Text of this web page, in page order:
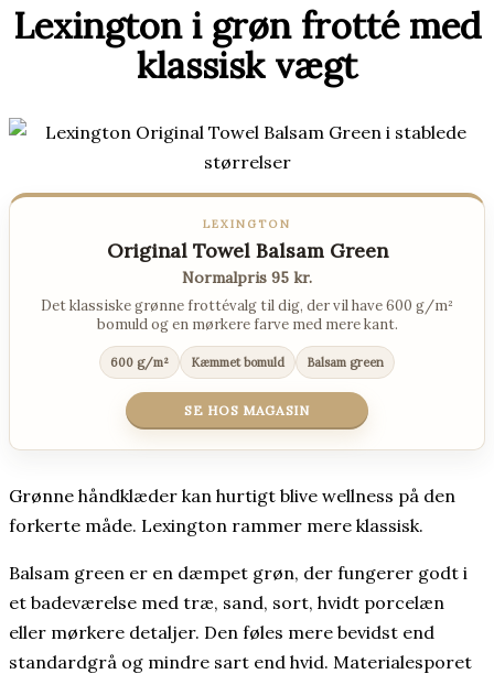
Lexington i grøn frotté med
klassisk vægt
LEXINGTON
Original Towel Balsam Green
Normalpris 95 kr.
Det klassiske grønne frottévalg til dig, der vil have 600 g/m²
bomuld og en mørkere farve med mere kant.
600 g/m² Kæmmet bomuld Balsam green
SE HOS MAGASIN
Grønne håndklæder kan hurtigt blive wellness på den
forkerte måde. Lexington rammer mere klassisk.
Balsam green er en dæmpet grøn, der fungerer godt i
et badeværelse med træ, sand, sort, hvidt porcelæn
eller mørkere detaljer. Den føles mere bevidst end
standardgrå og mindre sart end hvid. Materialesporet